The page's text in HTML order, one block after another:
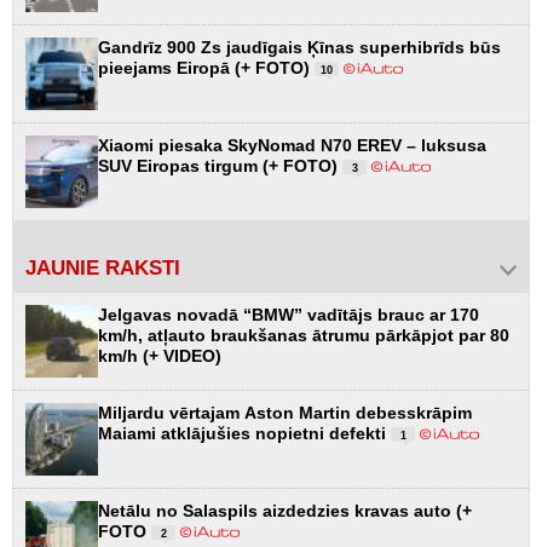
Gandrīz 900 Zs jaudīgais Ķīnas superhibrīds būs
pieejams Eiropā (+ FOTO)
10
Xiaomi piesaka SkyNomad N70 EREV – luksusa
SUV Eiropas tirgum (+ FOTO)
3
JAUNIE RAKSTI
Jelgavas novadā “BMW” vadītājs brauc ar 170
km/h, atļauto braukšanas ātrumu pārkāpjot par 80
km/h (+ VIDEO)
Miljardu vērtajam Aston Martin debesskrāpim
Maiami atklājušies nopietni defekti
1
Netālu no Salaspils aizdedzies kravas auto (+
FOTO
2